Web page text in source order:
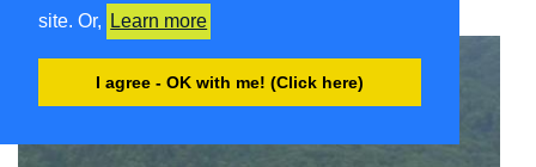
site. Or,
Learn more
I agree - OK with me! (Click here)